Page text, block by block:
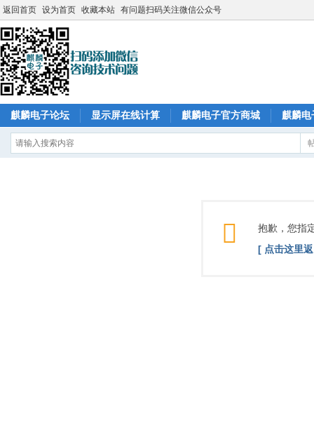
返回首页 设为首页 收藏本站 有问题扫码关注微信公众号
麒麟电子论坛 显示屏在线计算 麒麟电子官方商城 麒麟电
抱歉，您指
[ 点击这里